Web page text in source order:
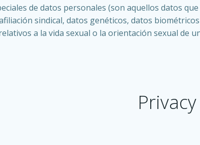
de datos personales (son aquellos datos
sindical, datos genéticos, datos
a la vida sexual o la orientación sexual de